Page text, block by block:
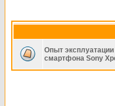
Опыт эксплуатации
смартфона Sony